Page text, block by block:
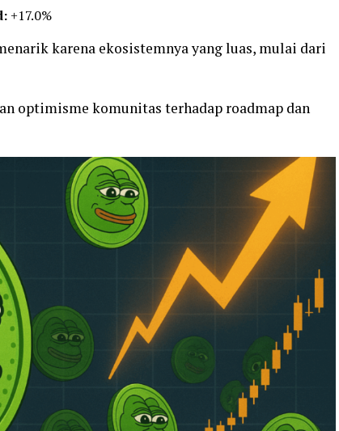
+17.0%
karena ekosistemnya yang luas, mulai dari
optimisme komunitas terhadap roadmap dan